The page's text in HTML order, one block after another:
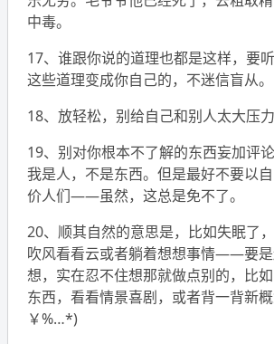
中毒。
17、谁跟你说的道理也都是这样，要
这些道理变成你自己的，不迷信盲从。
18、放轻松，别给自己和别人太大压力
19、别对你根本不了解的东西妄加评
我是人，不是东西。但是最好不要以
价人们——虽然，这总是免不了。
20、顺其自然的意思是，比如失眠了
吹风看看云或者躺着想想事情——要
想，实在忍不住想那就做点别的，比
东西，看看情景喜剧，或者背一背新
￥%…*)